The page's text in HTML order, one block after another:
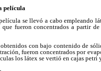
película
se llevó a cabo empleando
fueron concentrados a partir
con bajo contenido de
fueron concentrados por
los látex se vertió en cajas petri